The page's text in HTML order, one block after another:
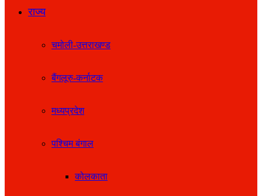
राज्य
चमोली-उत्तराखण्ड
बैंगलूरु-कर्नाटक
मध्यप्रदेश
पश्चिम बंगाल
कोलकाता